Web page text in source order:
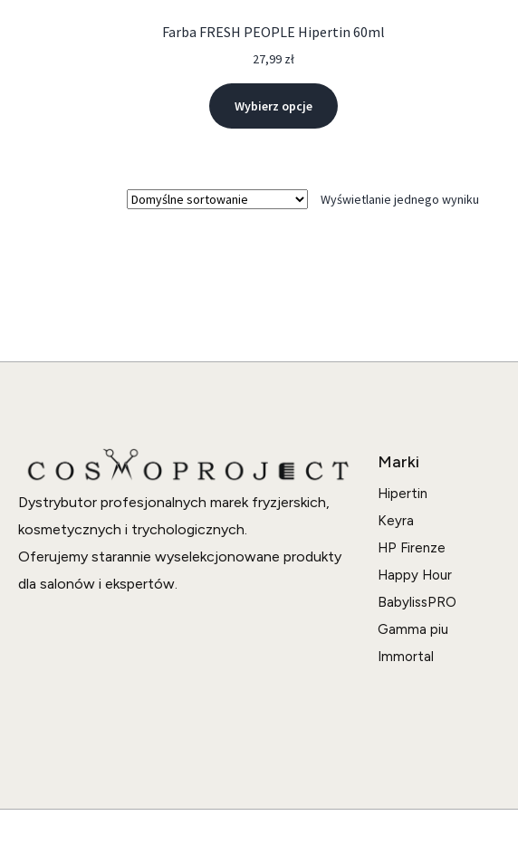
Farba FRESH PEOPLE Hipertin 60ml
27,99 zł
Wybierz opcje
Wyświetlanie jednego wyniku
Dystrybutor profesjonalnych marek fryzjerskich,
kosmetycznych i trychologicznych.
Oferujemy starannie wyselekcjonowane produkty
dla salonów i ekspertów.
Marki
Hipertin
Keyra
HP Firenze
Happy Hour
BabylissPRO
Gamma piu
Immortal